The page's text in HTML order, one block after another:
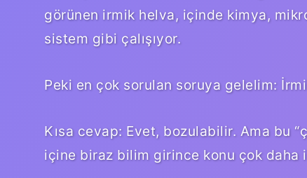
görünen irmik helva, içinde kimya,
sistem gibi çalışıyor.
Peki en çok sorulan soruya gelelim:
Kısa cevap: Evet, bozulabilir. Ama bu
içine biraz bilim girince konu çok daha